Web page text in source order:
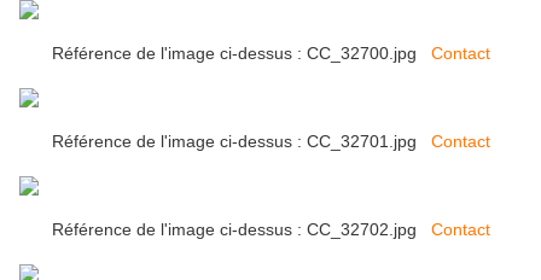
Référence de l'image ci-dessus : CC_32700.jpg Contact
Référence de l'image ci-dessus : CC_32701.jpg Contact
Référence de l'image ci-dessus : CC_32702.jpg Contact